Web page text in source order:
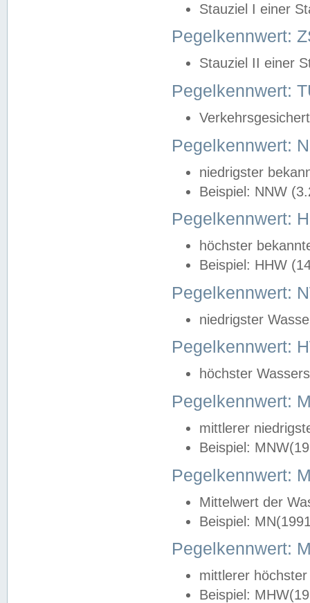
Stauziel I einer
Pegelkennwert:
Stauziel II einer
Pegelkennwert:
Pegelkennwert:
niedrigster
Beispiel: NNW
Pegelkennwert:
höchster
Beispiel: HHW
Pegelkennwert:
niedrigster
Pegelkennwert:
höchster
Pegelkennwert:
mittlerer
Beispiel:
Pegelkennwert:
Mittelwert der
Beispiel:
Pegelkennwert:
mittlerer
Beispiel: